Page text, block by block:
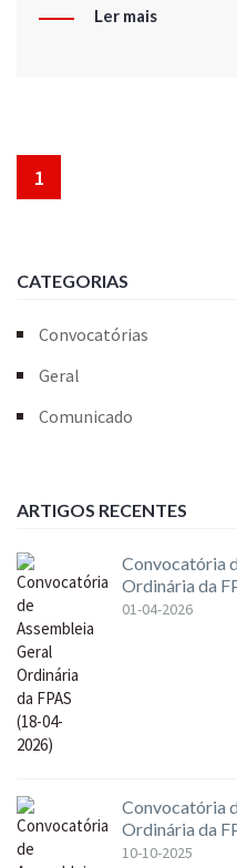
Ler mais
1
CATEGORIAS
Convocatórias
Geral
Comunicado
ARTIGOS RECENTES
Convocatória
Ordinária da
01-04-2026
Convocatória
Ordinária da
10-10-2025